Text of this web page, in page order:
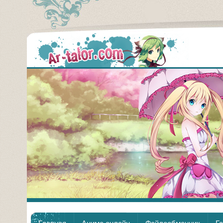
Главная